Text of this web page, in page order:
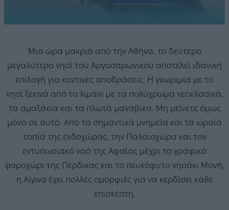
Μια ώρα μακριά από την Αθήνα, το δεύτερο
μεγαλύτερο νησί του Αργοσαρωνικού αποτελεί ιδανική
επιλογή για κοντινές αποδράσεις. Η γνωριμία με το
νησί ξεκινά από το λιμάνι με τα πολύχρωμα νεοκλασικά,
τα αμαξάκια και τα πλωτά μανάβικα. Μη μείνετε όμως
μόνο σε αυτό. Από τα σημαντικά μνημεία και τα ωραία
τοπία της ενδοχώρας, την Παλαιοχώρα και τον
εντυπωσιακό ναό της Αφαίας μέχρι το γραφικό
ψαροχώρι της Πέρδικας και το πευκόφυτο νησάκι Μονή,
η Αίγινα έχει πολλές ομορφιές για να κερδίσει κάθε
επισκέπτη.